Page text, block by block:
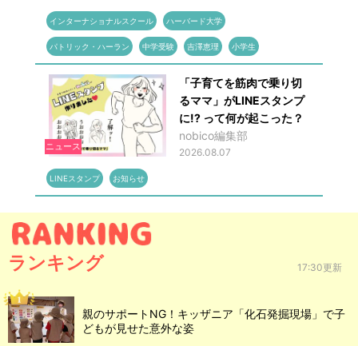
インターナショナルスクール ハーバード大学
パトリック・ハーラン 中学受験 吉澤恵理 小学生
ニュース
「子育てを筋肉で乗り切
るママ」がLINEスタンプ
に!? って何が起こった？
nobico編集部
2026.08.07
LINEスタンプ お知らせ
ランキング 17:30更新
親のサポートNG！キッザニア「化石発掘現場」で子
どもが見せた意外な姿